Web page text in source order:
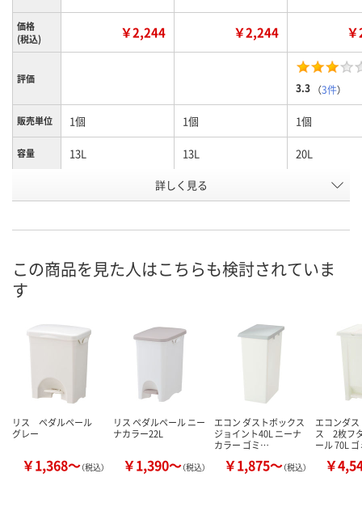
価格
(税込)
￥2,244 ￥2,244
評価
3.3 （3件）
販売単位 1個 1個 1個
容量 13L 13L 20L
ダークグレー
号
お届け日
数量 数量
詳しく見る
この商品を見た人はこちらも検討されていま
す
リス ペダルペール
グレー
￥1,368～（税込）
リス ペダルペール ニー
ナカラー22L
￥1,390～（税込）
エコン ダストボックス
ジョイント40L ニーナ
カラー ゴミ…
￥1,875～（税込）
エコンダ
ス 2枚フ
ール 70L
￥